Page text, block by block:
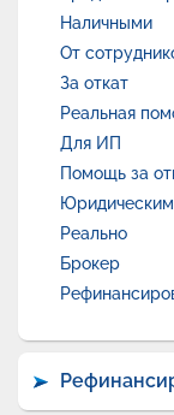
Наличными
От
За откат
Реальная
Для ИП
Помощь за
Реально
Брокер